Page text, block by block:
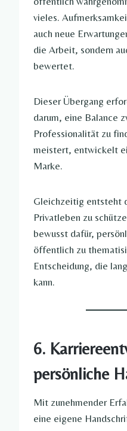
vieles.
auch neue
die Arbeit, sondern
bewertet.
Dieser Übergang
darum, eine Balance
Professionalität zu
meistert, entwickelt
Marke.
Gleichzeitig entsteht
Privatleben zu
bewusst dafür,
öffentlich zu
Entscheidung, die
kann.
6.
persönliche
Mit zunehmender
eine eigene